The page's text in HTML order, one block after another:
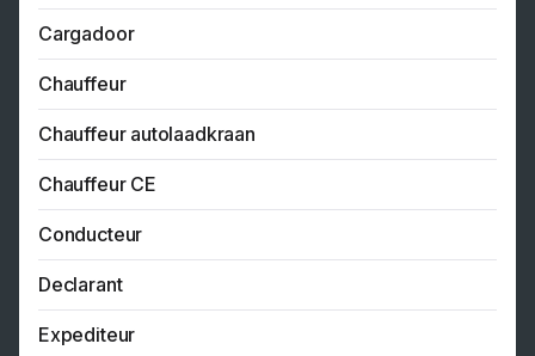
Cargadoor
Chauffeur
Chauffeur autolaadkraan
Chauffeur CE
Conducteur
Declarant
Expediteur